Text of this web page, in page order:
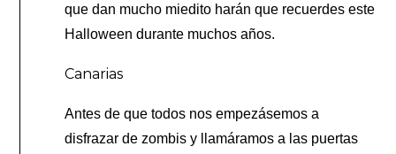
que dan mucho miedito harán que recuerdes este
Halloween durante muchos años.
Canarias
Antes de que todos nos empezásemos a
disfrazar de zombis y llamáramos a las puertas